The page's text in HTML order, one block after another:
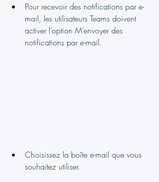
Pour recevoir des notifications par e-
mail, les utilisateurs Teams doivent
activer l’option M’envoyer des
notifications par e-mail.
Choisissez la boîte e-mail que vous
souhaitez utiliser.